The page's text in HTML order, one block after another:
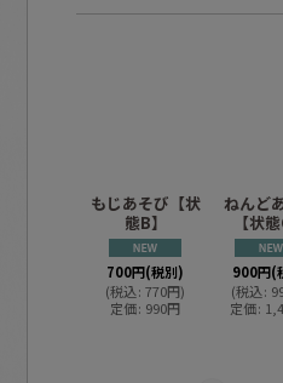
もじあそび【状
態B】
700円(税別)
(税込: 770円)
定価: 990円
ねんど
【状態
900円(
(税込:
定価: